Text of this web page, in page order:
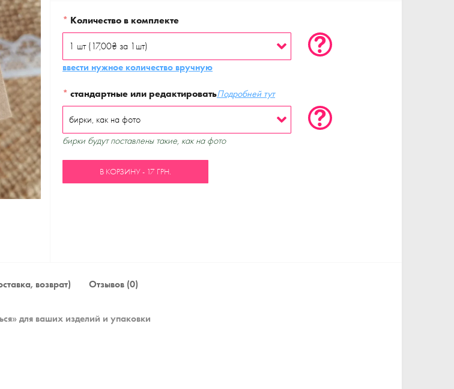
* Количество в комплекте
ввести нужное количество вручную
* стандартные или редактироватьПодробней тут
бирки будут поставлены такие, как на фото
В КОРЗИНУ - 17 ГРН.
возврат) Отзывов (0)
для ваших изделий и упаковки